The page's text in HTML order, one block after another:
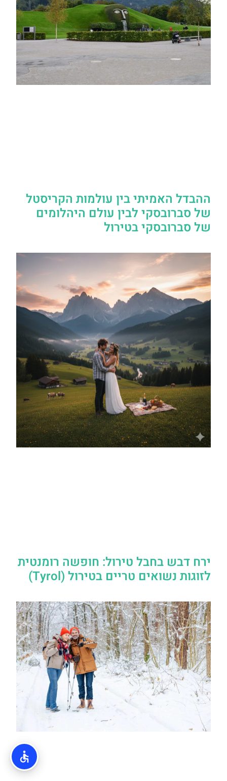
ההבדל האמיתי בין עולמות הקריסטל
של סברובסקי לבין עולם היהלומים
של סברובסקי בטירול
ירח דבש בחבל טירול: חופשה רומנטית
לזוגות נשואים טריים בטירול (Tyrol)